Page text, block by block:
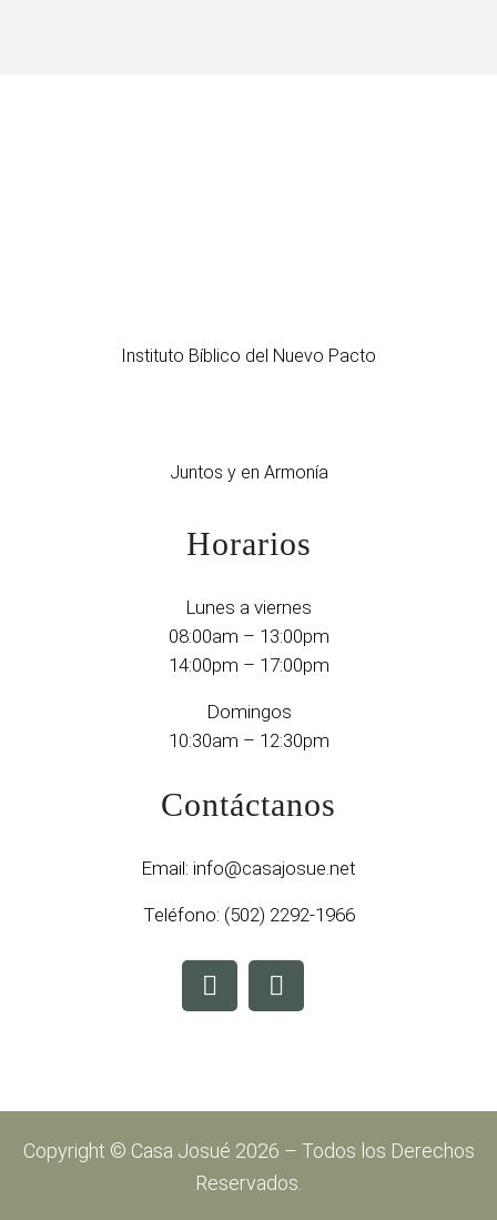
Instituto Bíblico del Nuevo Pacto
Juntos y en Armonía
Horarios
Lunes a viernes
08:00am – 13:00pm
14:00pm – 17:00pm
Domingos
10:30am – 12:30pm
Contáctanos
Email: info@casajosue.net
Teléfono: (502) 2292-1966
Copyright © Casa Josué 2026 – Todos los Derechos
Reservados.